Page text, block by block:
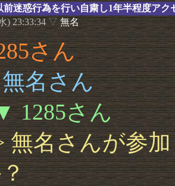
前迷惑行為を行い自粛し1年半程度ア
) 23:33:34▽ 無名
さん
名さん
1285さん
無名さんが参